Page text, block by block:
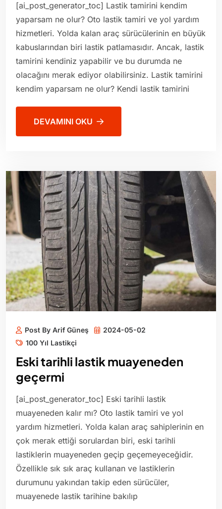
[ai_post_generator_toc] Lastik tamirini kendim
yaparsam ne olur? Oto lastik tamiri ve yol yardım
hizmetleri. Yolda kalan araç sürücülerinin en büyük
kabuslarından biri lastik patlamasıdır. Ancak, lastik
tamirini kendiniz yapabilir ve bu durumda ne
olacağını merak ediyor olabilirsiniz. Lastik tamirini
kendim yaparsam ne olur? Kendi lastik tamirini
DEVAMINI OKU
Post By Arif Güneş
2024-05-02
100 Yıl Lastikçi
Eski tarihli lastik muayeneden
geçermi
[ai_post_generator_toc] Eski tarihli lastik
muayeneden kalır mı? Oto lastik tamiri ve yol
yardım hizmetleri. Yolda kalan araç sahiplerinin en
çok merak ettiği sorulardan biri, eski tarihli
lastiklerin muayeneden geçip geçemeyeceğidir.
Özellikle sık sık araç kullanan ve lastiklerin
durumunu yakından takip eden sürücüler,
muayenede lastik tarihine bakılıp